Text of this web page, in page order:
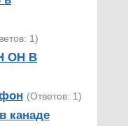
1)
ОН В
(Ответов: 1)
канаде